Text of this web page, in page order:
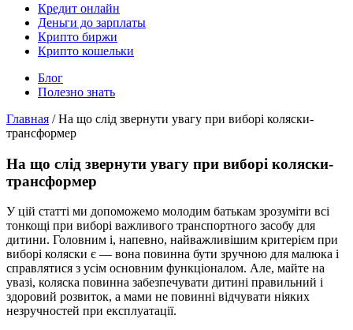
Кредит онлайн
Деньги до зарплаты
Крипто биржи
Крипто кошельки
Блог
Полезно знать
Главная / На що слід звернути увагу при виборі коляски-
трансформер
На що слід звернути увагу при виборі коляски-
трансформер
У цій статті ми допоможемо молодим батькам зрозуміти всі
тонкощі при виборі важливого транспортного засобу для
дитини. Головним і, напевно, найважливішим критерієм при
виборі коляски є — вона повинна бути зручною для малюка і
справлятися з усім основним функціоналом. Але, майте на
увазі, коляска повинна забезпечувати дитині правильний і
здоровий розвиток, а мами не повинні відчувати ніяких
незручностей при експлуатації.